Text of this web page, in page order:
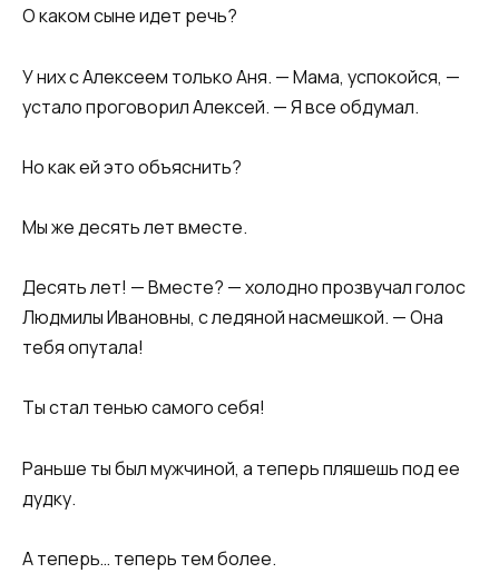
О каком сыне идет речь?
У них с Алексеем только Аня. — Мама, успокойся, —
устало проговорил Алексей. — Я все обдумал.
Но как ей это объяснить?
Мы же десять лет вместе.
Десять лет! — Вместе? — холодно прозвучал голос
Людмилы Ивановны, с ледяной насмешкой. — Она
тебя опутала!
Ты стал тенью самого себя!
Раньше ты был мужчиной, а теперь пляшешь под ее
дудку.
А теперь… теперь тем более.